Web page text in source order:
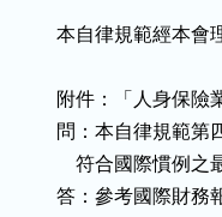
本自律規範經本會
附件：「人身保險
問：本自律規範第
符合國際慣例
答：參考國際財務